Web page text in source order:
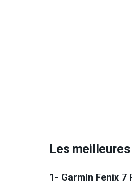
Les
1- Garmin Fenix